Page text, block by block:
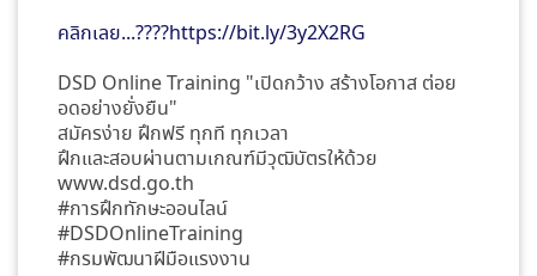
คลิกเลย...????https://bit.ly/3y2X2RG
DSD Online Training "เปิดกว้าง สร้างโอกาส ต่อย
อดอย่างยั่งยืน"
สมัครง่าย ฝึกฟรี ทุกที ทุกเวลา
ฝึกและสอบผ่านตามเกณฑ์มีวุฒิบัตรให้ด้วย
www.dsd.go.th
#การฝึกทักษะออนไลน์
#DSDOnlineTraining
#กรมพัฒนาฝีมือแรงงาน